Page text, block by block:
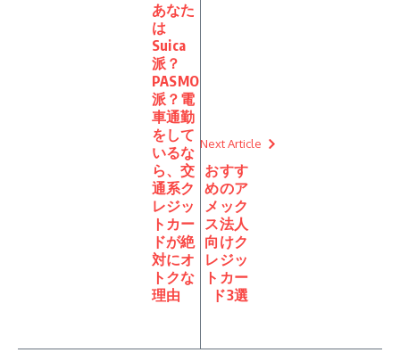
あなた
は
Suica
派？
PASMO
派？電
車通勤
をして
いるな
ら、交
通系ク
レジッ
トカー
ドが絶
対にオ
トクな
理由
Next Article
おすす
めのア
メック
ス法人
向けク
レジッ
トカー
ド3選